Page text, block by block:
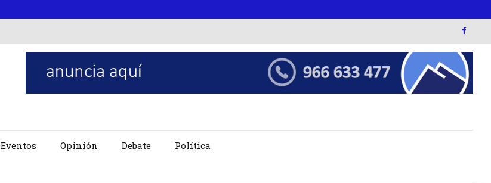
Eventos Opinión Debate Política